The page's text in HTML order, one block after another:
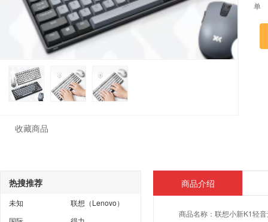
收藏商品
单
热搜推荐
未知
联想（Lenovo）
商品介绍
商品名称： 联想小新K1轻